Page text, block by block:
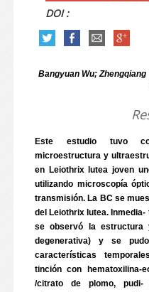
DOI :
Bangyuan Wu;
Este estudio tuvo
microestructura y
en Leiothrix lutea joven
utilizando microscopía
transmisión. La BC se
del Leiothrix lutea.
se observó la
degenerativa) y se
características
tinción con hematoxilina-
/citrato de plomo,